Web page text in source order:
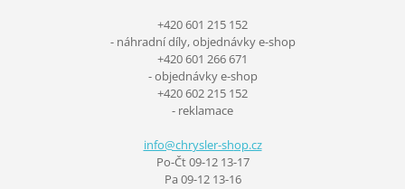
+420 601 215 152
- náhradní díly, objednávky e-shop
+420 601 266 671
- objednávky e-shop
+420 602 215 152
- reklamace
info@chrysler-shop.cz
Po-Čt 09-12 13-17
Pa 09-12 13-16